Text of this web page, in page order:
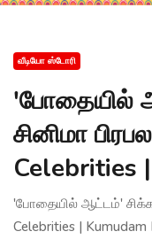
வீடியோ ஸ்டோரி
'போதையில்
சினிமா
Celebrities
'போதையில் ஆட்டம்'
Celebrities | Kumudam